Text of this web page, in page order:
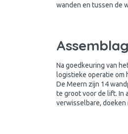
wanden en tussen de
Na goedkeuring van
logistieke operatie om
De Meern zijn 14
te groot voor de lift. In
verwisselbare, doeken